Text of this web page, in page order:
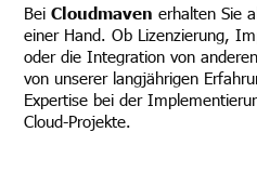
BeiCloudmaven erhalten Sie
einer Hand. Ob Lizenzierung,
oder die Integration von
von unserer langjährigen
Expertise bei der
Cloud-Projekte.